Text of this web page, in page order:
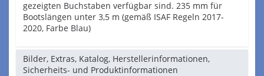
gezeigten Buchstaben verfügbar sind. 235 mm für
Bootslängen unter 3,5 m (gemäß ISAF Regeln 2017-
2020, Farbe Blau)
Bilder, Extras, Katalog, Herstellerinformationen,
Sicherheits- und Produktinformationen